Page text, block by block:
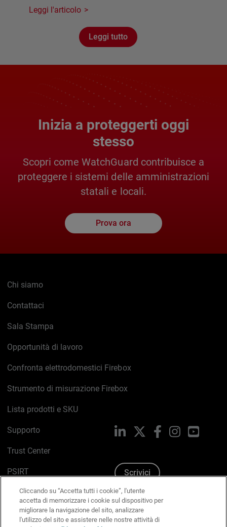
Leggi l'articolo
Leggi tutto
Inizia a proteggerti oggi
stesso
Scopri come WatchGuard contribuisce a
proteggere i sistemi delle amministrazioni
statali e locali.
Prova ora
Chi siamo
Contattaci
Sala Stampa
Opportunità di lavoro
Confronta elettrodomestici Firebox
Strumento di misurazione Firebox
Lista prodotti e SKU
Supporto
Trust Center
PSIRT
Politica sui cookie
Informativa sulla privacy
LinkedIn FacebookInstagram
Scrivici
Cliccando su “Accetta tutti i cookie”, l'utente
accetta di memorizzare i cookie sul dispositivo per
migliorare la navigazione del sito, analizzare
l'utilizzo del sito e assistere nelle nostre attività di